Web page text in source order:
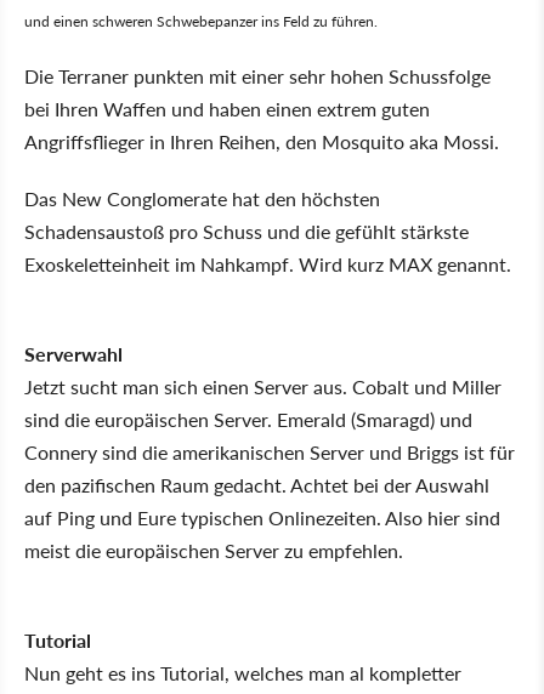
und einen schweren Schwebepanzer ins Feld zu führen.
Die Terraner punkten mit einer sehr hohen Schussfolge
bei Ihren Waffen und haben einen extrem guten
Angriffsflieger in Ihren Reihen, den Mosquito aka Mossi.
Das New Conglomerate hat den höchsten
Schadensaustoß pro Schuss und die gefühlt stärkste
Exoskeletteinheit im Nahkampf. Wird kurz MAX genannt.
Serverwahl
Jetzt sucht man sich einen Server aus. Cobalt und Miller
sind die europäischen Server. Emerald (Smaragd) und
Connery sind die amerikanischen Server und Briggs ist für
den pazifischen Raum gedacht. Achtet bei der Auswahl
auf Ping und Eure typischen Onlinezeiten. Also hier sind
meist die europäischen Server zu empfehlen.
Tutorial
Nun geht es ins Tutorial, welches man al kompletter